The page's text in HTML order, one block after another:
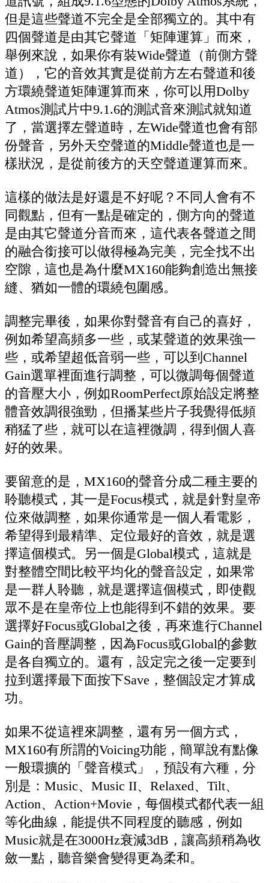
但是這些聲道不完全是全部獨立的。其中有
四個聲道是由其它聲道「矩陣運算」而來，
舉例來說，如果你有裝Wide聲道（前側方聲
道），它的音效其實是從前方左右聲道和後
方環繞聲道矩陣運算而來，你可以用Dolby
Atmos測試片中9.1.6的測試音來測試就知道
了，當選擇左聲道時，左Wide聲道也會有部
份聲音，另外天空聲道的Middle聲道也是一
樣狀況，是從前後方的天空聲道運算而來。
這樣的做法是好還是不好呢？不同人會有不
同觀點，但有一點是確定的，側方向的聲道
是由其它聲道分音而來，這代表各聲道之間
的融合銜接可以做得極為完美，完全找不出
空隙，這也是為什麼MX160能夠創造出無接
縫、猶如一體的環繞包圍感。
調整完畢後，如果你對聲音有自己的喜好，
例如希望高頻多一些，或某聲道的效果強一
些，或希望超低音弱一些，可以到Channel
Gain選單裡面進行調整，可以微調每個聲道
的音壓大小，例如RoomPerfect原始設定將整
體音效調很強勁，但播某些片子我覺得低頻
稍猛了些，就可以在這裡微調，得到個人喜
好的效果。
要留意的是，MX160的聲音分成二種主要的
聆聽模式，其一是Focus模式，就是針對皇帝
位來做調整，如果你通常是一個人看電影，
希望得到最精準、定位最好的音效，就是選
擇這個模式。另一個是Global模式，這就是
對整體空間比較平均化的聲音設定，如果常
是一群人聆聽，就是選擇這個模式，即使觀
眾不是在皇帝位上也能得到不錯的效果。要
選擇好Focus或Global之後，再來進行Channel
Gain的音壓調整，因為Focus或Global的參數
是各自獨立的。還有，設定完之後一定要到
拉到選擇最下面按下Save，整個設定才算成
功。
如果不從這裡來調整，還有另一個方式，
MX160有所謂的Voicing功能，簡單說有點像
一般環擴的「聲音模式」，預設有六種，分
別是：Music、Music II、Relaxed、Tilt、
Action、Action+Movie，每個模式都代表一組
等化曲線，能提供不同程度的聽感，例如
Music就是在3000Hz衰減3dB，讓高頻稍為收
斂一點，聽音樂會變得更為柔和。